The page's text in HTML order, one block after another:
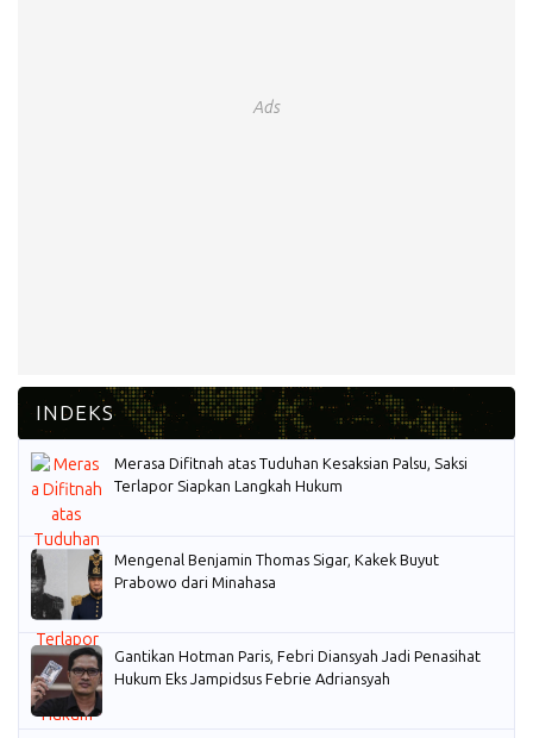
Ads
Merasa Difitnah atas Tuduhan Kesaksian Palsu, Saksi
Terlapor Siapkan Langkah Hukum
Mengenal Benjamin Thomas Sigar, Kakek Buyut
Prabowo dari Minahasa
Gantikan Hotman Paris, Febri Diansyah Jadi Penasihat
Hukum Eks Jampidsus Febrie Adriansyah